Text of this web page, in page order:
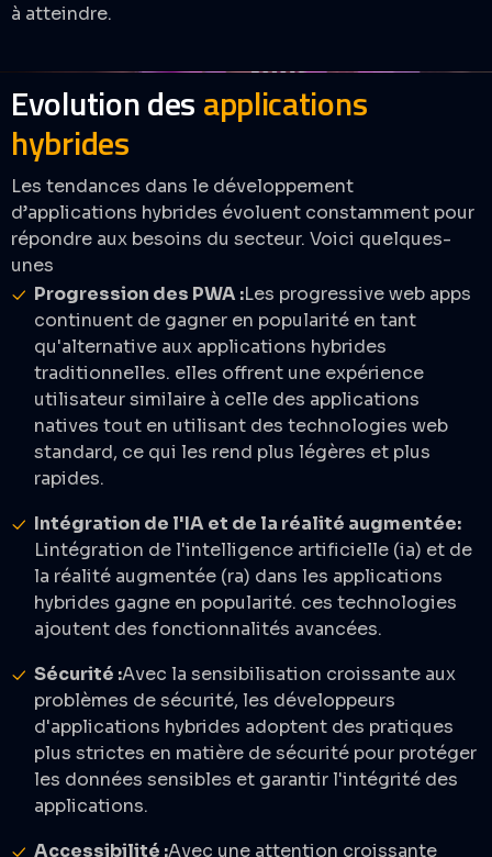
à atteindre.
Evolution desapplications
hybrides​
Les tendances dans le développement
d’applications hybrides évoluent constamment pour
répondre aux besoins du secteur. Voici quelques-
unes
Progression des PWA :Les progressive web apps
continuent de gagner en popularité en tant
qu'alternative aux applications hybrides
traditionnelles. elles offrent une expérience
utilisateur similaire à celle des applications
natives tout en utilisant des technologies web
standard, ce qui les rend plus légères et plus
rapides.
Intégration de l'IA et de la réalité augmentée:
Lintégration de l'intelligence artificielle (ia) et de
la réalité augmentée (ra) dans les applications
hybrides gagne en popularité. ces technologies
ajoutent des fonctionnalités avancées.
Sécurité :Avec la sensibilisation croissante aux
problèmes de sécurité, les développeurs
d'applications hybrides adoptent des pratiques
plus strictes en matière de sécurité pour protéger
les données sensibles et garantir l'intégrité des
applications.
Accessibilité :Avec une attention croissante